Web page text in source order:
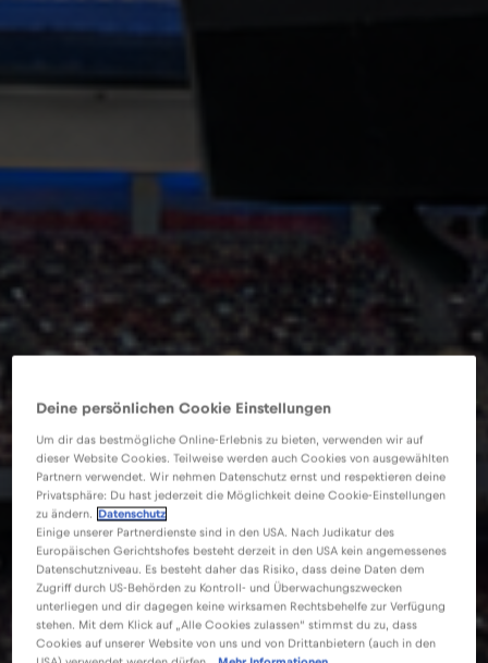
Deine persönlichen Cookie Einstellungen
Um dir das bestmögliche Online-Erlebnis zu bieten, verwenden wir auf
dieser Website Cookies. Teilweise werden auch Cookies von ausgewählten
Partnern verwendet. Wir nehmen Datenschutz ernst und respektieren deine
Privatsphäre: Du hast jederzeit die Möglichkeit deine Cookie-Einstellungen
zu ändern.
Datenschutz
Einige unserer Partnerdienste sind in den USA. Nach Judikatur des
Europäischen Gerichtshofes besteht derzeit in den USA kein angemessenes
Datenschutzniveau. Es besteht daher das Risiko, dass deine Daten dem
Zugriff durch US-Behörden zu Kontroll- und Überwachungszwecken
unterliegen und dir dagegen keine wirksamen Rechtsbehelfe zur Verfügung
stehen. Mit dem Klick auf „Alle Cookies zulassen“ stimmst du zu, dass
Cookies auf unserer Website von uns und von Drittanbietern (auch in den